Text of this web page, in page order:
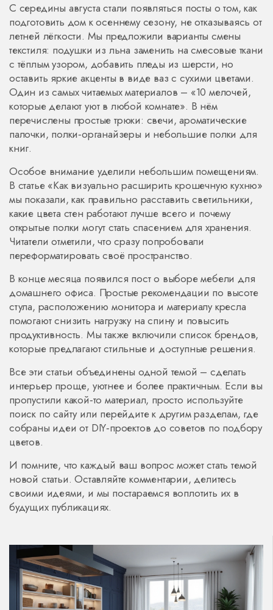
С середины августа стали появляться посты о том, как
подготовить дом к осеннему сезону, не отказываясь от
летней лёгкости. Мы предложили варианты смены
текстиля: подушки из льна заменить на смесовые ткани
с тёплым узором, добавить пледы из шерсти, но
оставить яркие акценты в виде ваз с сухими цветами.
Один из самых читаемых материалов – «10 мелочей,
которые делают уют в любой комнате». В нём
перечислены простые трюки: свечи, ароматические
палочки, полки‑органайзеры и небольшие полки для
книг.
Особое внимание уделили небольшим помещениям.
В статье «Как визуально расширить крошечную кухню»
мы показали, как правильно расставить светильники,
какие цвета стен работают лучше всего и почему
открытые полки могут стать спасением для хранения.
Читатели отметили, что сразу попробовали
переформатировать своё пространство.
В конце месяца появился пост о выборе мебели для
домашнего офиса. Простые рекомендации по высоте
стула, расположению монитора и материалу кресла
помогают снизить нагрузку на спину и повысить
продуктивность. Мы также включили список брендов,
которые предлагают стильные и доступные решения.
Все эти статьи объединены одной темой – сделать
интерьер проще, уютнее и более практичным. Если вы
пропустили какой‑то материал, просто используйте
поиск по сайту или перейдите к другим разделам, где
собраны идеи от DIY‑проектов до советов по подбору
цветов.
И помните, что каждый ваш вопрос может стать темой
новой статьи. Оставляйте комментарии, делитесь
своими идеями, и мы постараемся воплотить их в
будущих публикациях.